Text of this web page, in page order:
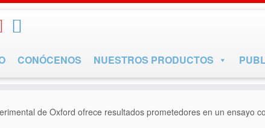
CONÓCENOS NUESTROS PRODUCTOS
de Oxford ofrece resultados prometedores en un ensayo